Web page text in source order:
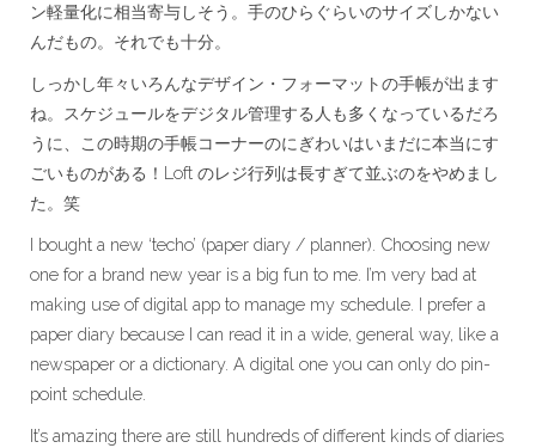
ン軽量化に相当寄与しそう。手のひらぐらいのサイズしかない
んだもの。それでも十分。
しっかし年々いろんなデザイン・フォーマットの手帳が出ます
ね。スケジュールをデジタル管理する人も多くなっているだろ
うに、この時期の手帳コーナーのにぎわいはいまだに本当にす
ごいものがある！Loft のレジ行列は長すぎて並ぶのをやめまし
た。笑
I bought a new ‘techo’ (paper diary / planner). Choosing new
one for a brand new year is a big fun to me. I’m very bad at
making use of digital app to manage my schedule. I prefer a
paper diary because I can read it in a wide, general way, like a
newspaper or a dictionary. A digital one you can only do pin-
point schedule.
It’s amazing there are still hundreds of different kinds of diaries